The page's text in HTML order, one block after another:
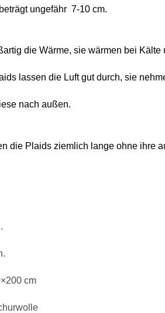
ungefähr 7-10 cm.
die Wärme, sie wärmen bei Kälte
lassen die Luft gut durch, sie
nach außen.
die Plaids ziemlich lange ohne ihre
cm